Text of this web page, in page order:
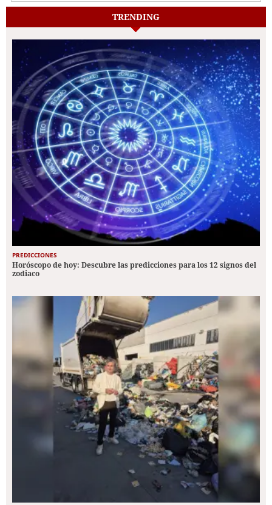
TRENDING
PREDICCIONES
Horóscopo de hoy: Descubre las predicciones para los 12 signos del
zodiaco